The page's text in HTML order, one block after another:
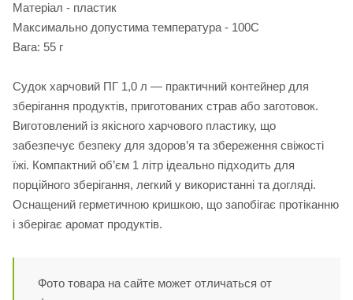
Матеріал - пластик
Максимально допустима температура - 100С
Вага: 55 г
Судок харчовий ПГ 1,0 л — практичний контейнер для
зберігання продуктів, приготованих страв або заготовок.
Виготовлений із якісного харчового пластику, що
забезпечує безпеку для здоров’я та збереження свіжості
їжі. Компактний об’єм 1 літр ідеально підходить для
порційного зберігання, легкий у використанні та догляді.
Оснащений герметичною кришкою, що запобігає протіканню
і зберігає аромат продуктів.
Фото товара на сайте может отличаться от